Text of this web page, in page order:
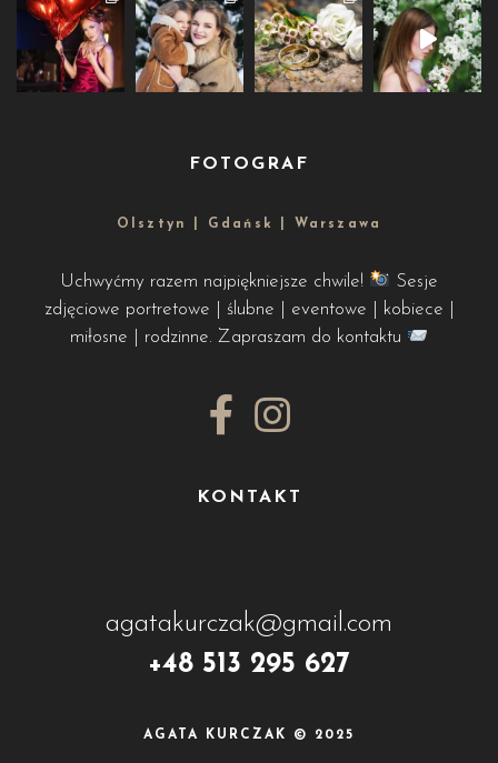
FOTOGRAF
Olsztyn | Gdańsk | Warszawa
Uchwyćmy razem najpiękniejsze chwile!
Sesje
zdjęciowe portretowe | ślubne | eventowe | kobiece |
miłosne | rodzinne. Zapraszam do kontaktu
KONTAKT
agatakurczak@gmail.com
+48 513 295 627
AGATA KURCZAK © 2025